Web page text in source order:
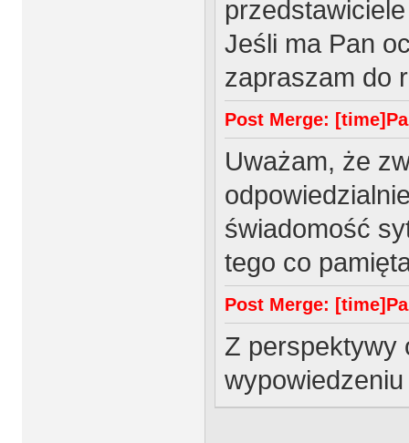
Jeśli ma Pan
zapraszam do
Post Merge:
Uważam, że
świadomość
tego co
Post Merge:
Z perspektywy